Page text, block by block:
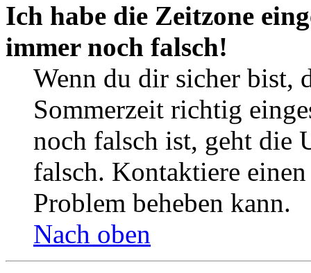
Ich habe die Zeitzone
immer noch falsch!
Wenn du dir sicher bist,
Sommerzeit richtig
noch falsch ist, geht die
falsch. Kontaktiere
Problem beheben kann.
Nach oben